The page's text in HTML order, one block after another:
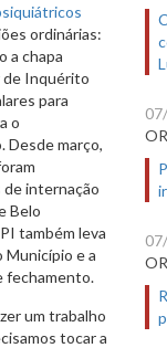
ordinárias:
a chapa
de Inquérito
para
o
Desde março,
internação
Belo
também leva
e a
fechamento.
um trabalho
tocar a